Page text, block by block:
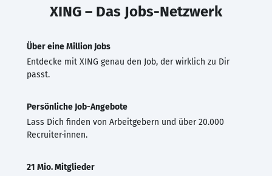
XING – Das Jobs-Netzwerk
Über eine Million Jobs
Entdecke mit XING genau den Job, der wirklich zu Dir
passt.
Persönliche Job-Angebote
Lass Dich finden von Arbeitgebern und über 20.000
Recruiter·innen.
21 Mio. Mitglieder